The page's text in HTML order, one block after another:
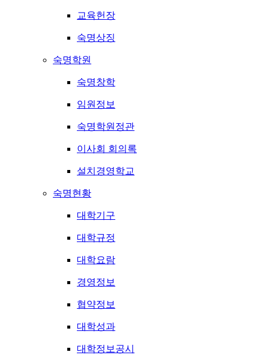
교육헌장
숙명상징
숙명학원
숙명창학
임원정보
숙명학원정관
이사회 회의록
설치경영학교
숙명현황
대학기구
대학규정
대학요람
경영정보
협약정보
대학성과
대학정보공시